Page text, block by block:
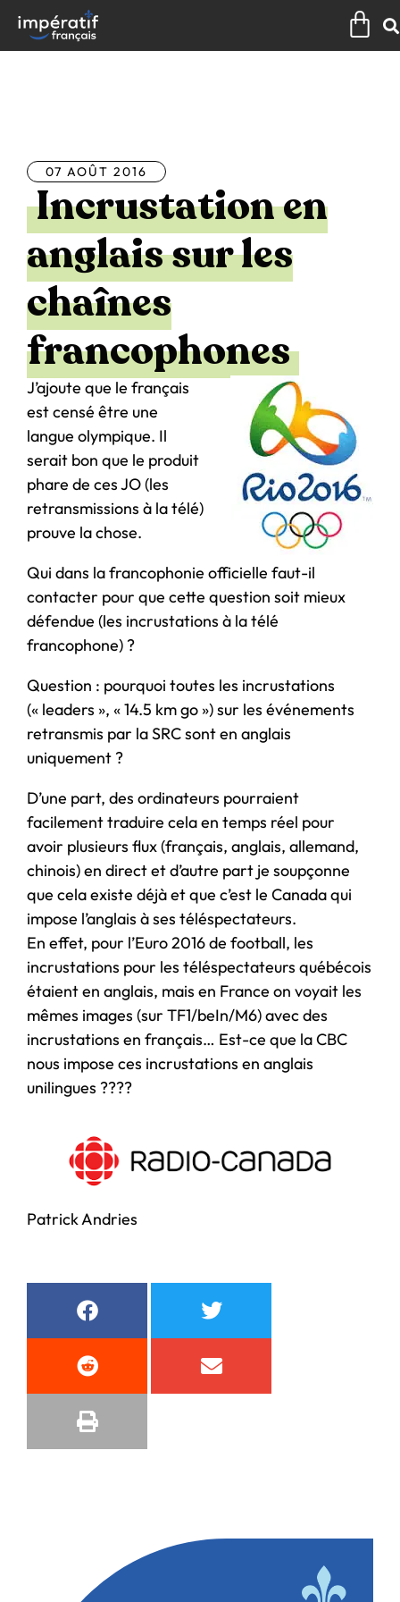
contenu
07 AOÛT 2016
Incrustation en
anglais sur les
chaînes
francophones
J’ajoute que le français
est censé être une
langue olympique. Il
serait bon que le produit
phare de ces JO (les
retransmissions à la télé)
prouve la chose.
Qui dans la francophonie officielle faut-il
contacter pour que cette question soit mieux
défendue (les incrustations à la télé
francophone) ?
Question : pourquoi toutes les incrustations
(« leaders », « 14.5 km go ») sur les événements
retransmis par la SRC sont en anglais
uniquement ?
D’une part, des ordinateurs pourraient
facilement traduire cela en temps réel pour
avoir plusieurs flux (français, anglais, allemand,
chinois) en direct et d’autre part je soupçonne
que cela existe déjà et que c’est le Canada qui
impose l’anglais à ses téléspectateurs.
En effet, pour l’Euro 2016 de football, les
incrustations pour les téléspectateurs québécois
étaient en anglais, mais en France on voyait les
mêmes images (sur TF1/beIn/M6) avec des
incrustations en français… Est-ce que la CBC
nous impose ces incrustations en anglais
unilingues ????
Patrick Andries